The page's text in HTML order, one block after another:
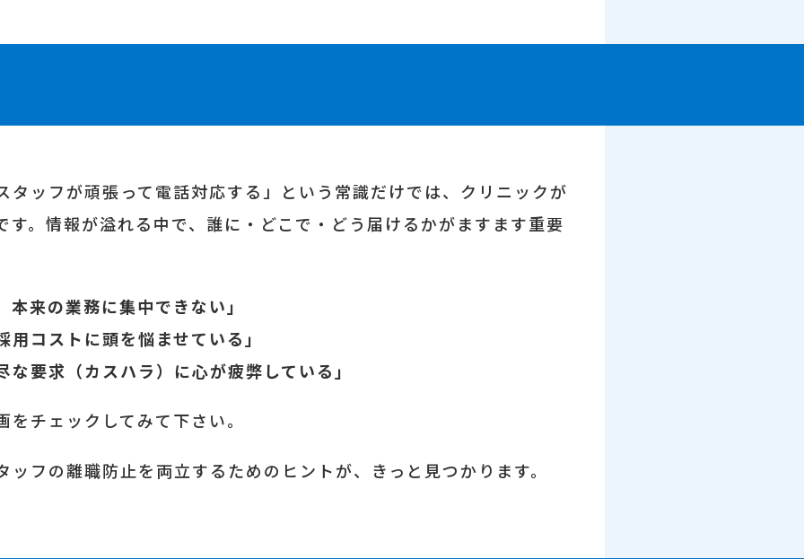
タッフが頑張って電話対応する」という常識だけでは、クリニックが
す。情報が溢れる中で、誰に・どこで・どう届けるかがますます重要
来の業務に集中できない」
コストに頭を悩ませている」
な要求（カスハラ）に心が疲弊している」
チェックしてみて下さい。
ッフの離職防止を両立するためのヒントが、きっと見つかります。